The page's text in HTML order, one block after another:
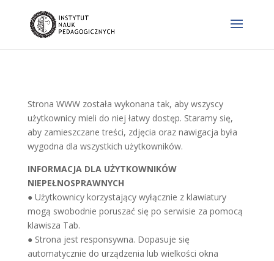
Strona WWW została wykonana tak, aby wszyscy
użytkownicy mieli do niej łatwy dostęp. Staramy się,
aby zamieszczane treści, zdjęcia oraz nawigacja była
wygodna dla wszystkich użytkowników.
INFORMACJA DLA UŻYTKOWNIKÓW
NIEPEŁNOSPRAWNYCH
● Użytkownicy korzystający wyłącznie z klawiatury
mogą swobodnie poruszać się po serwisie za pomocą
klawisza Tab.
● Strona jest responsywna. Dopasuje się
automatycznie do urządzenia lub wielkości okna